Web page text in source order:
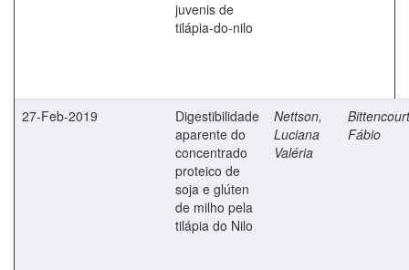
juvenis de
tilápia-do-nilo
27-Feb-2019
Digestibilidade
aparente do
concentrado
proteico de
soja e glúten
de milho pela
tilápia do Nilo
Nettson,
Luciana
Valéria
Fábio